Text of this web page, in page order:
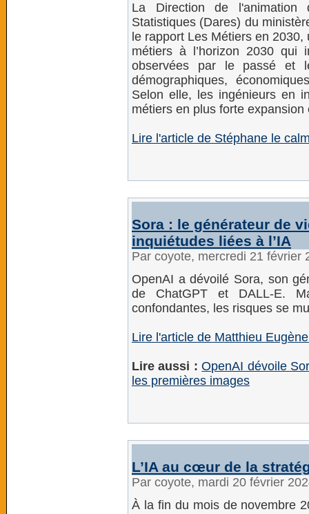
La Direction de
Statistiques (Dares) du
le rapport Les Métiers en
métiers à l’horizon 2030 qui
observées par le passé et
démographiques,
Selon elle, les ingénieurs en
métiers en plus forte
Lire l'article de Stéphane le
Sora : le générateur de
inquiétudes liées à l’IA
Par coyote, mercredi 21 février
OpenAI a dévoilé Sora, son
de ChatGPT et DALL-E.
confondantes, les risques se
Lire l'article de Matthieu
Lire aussi : OpenAI dévoile
les premières images
L’IA au cœur de la
Par coyote, mardi 20 février
À la fin du mois de novembre